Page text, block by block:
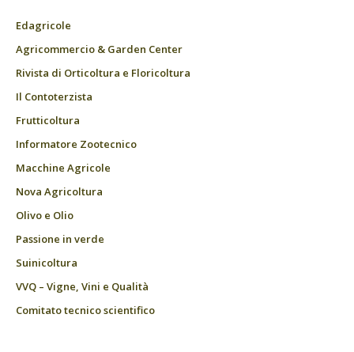
Edagricole
Agricommercio & Garden Center
Rivista di Orticoltura e Floricoltura
Il Contoterzista
Frutticoltura
Informatore Zootecnico
Macchine Agricole
Nova Agricoltura
Olivo e Olio
Passione in verde
Suinicoltura
VVQ – Vigne, Vini e Qualità
Comitato tecnico scientifico